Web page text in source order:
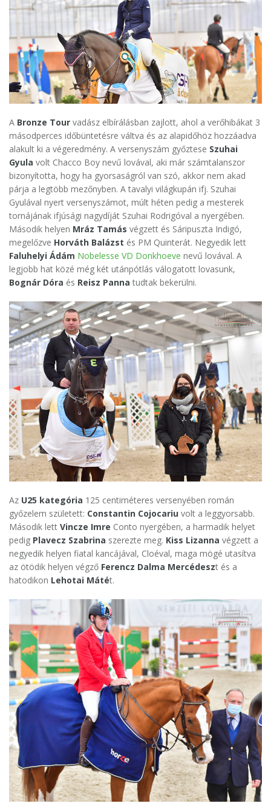
A Bronze Tour vadász elbírálásban zajlott, ahol a verőhibákat 3
másodperces időbüntetésre váltva és az alapidőhöz hozzáadva
alakult ki a végeredmény. A versenyszám győztese Szuhai
Gyula volt Chacco Boy nevű lovával, aki már számtalanszor
bizonyította, hogy ha gyorsaságról van szó, akkor nem akad
párja a legtöbb mezőnyben. A tavalyi világkupán ifj. Szuhai
Gyulával nyert versenyszámot, múlt héten pedig a mesterek
tornájának ifjúsági nagydíját Szuhai Rodrigóval a nyergében.
Második helyen Mráz Tamás végzett és Sáripuszta Indigó,
megelőzve Horváth Balázst és PM Quinterát. Negyedik lett
Faluhelyi Ádám Nobelesse VD Donkhoeve nevű lovával. A
legjobb hat közé még két utánpótlás válogatott lovasunk,
Bognár Dóra és Reisz Panna tudtak bekerülni.
Az U25 kategória 125 centiméteres versenyében román
győzelem született: Constantin Cojocariu volt a leggyorsabb.
Második lett Vincze Imre Conto nyergében, a harmadik helyet
pedig Plavecz Szabrina szerezte meg. Kiss Lizanna végzett a
negyedik helyen fiatal kancájával, Cloéval, maga mögé utasítva
az ötödik helyen végző Ferencz Dalma Mercédeszt és a
hatodikon Lehotai Mátét.